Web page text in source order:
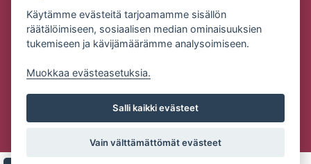
32210 LOIMAA
Puh: (02) 76 83101 | Email:
ville.alanen@miljoorakennus.fi
Käytämme evästeitä tarjoamamme sisällön
räätälöimiseen, sosiaalisen median ominaisuuksien
tukemiseen ja kävijämäärämme analysoimiseen.
Muokkaa evästeasetuksia.
Salli kaikki evästeet
Vain välttämättömät evästeet